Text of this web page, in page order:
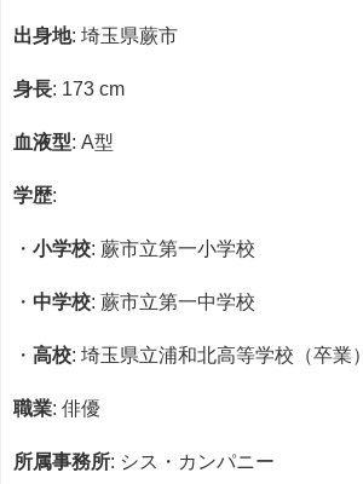
出身地: 埼玉県蕨市
身長: 173 cm
血液型: A型
学歴:
・ 小学校: 蕨市立第一小学校
・ 中学校: 蕨市立第一中学校
・ 高校: 埼玉県立浦和北高等学校（卒業）
職業: 俳優
所属事務所: シス・カンパニー